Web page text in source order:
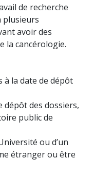
de recherche
plusieurs
avoir des
la cancérologie.
à la date de dépôt
dépôt des dossiers,
public de
ou d’un
étranger ou être